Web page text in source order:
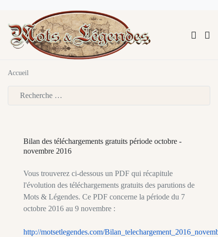
Accueil
Bilan des téléchargements gratuits période octobre -
novembre 2016
Vous trouverez ci-dessous un PDF qui récapitule
l'évolution des téléchargements gratuits des parutions de
Mots & Légendes. Ce PDF concerne la période du 7
octobre 2016 au 9 novembre :
http://motsetlegendes.com/